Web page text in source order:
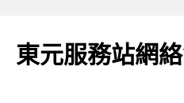
東元服務站網